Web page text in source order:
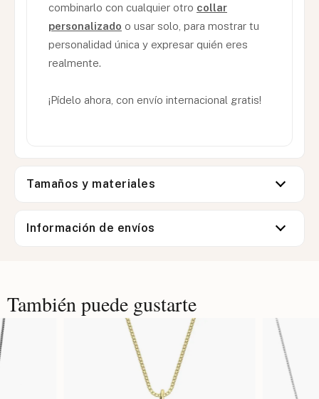
combinarlo con cualquier otro collar
personalizado o usar solo, para mostrar tu
personalidad única y expresar quién eres
realmente.
¡Pídelo ahora, con envío internacional gratis!
Tamaños y materiales
Información de envíos
También puede gustarte